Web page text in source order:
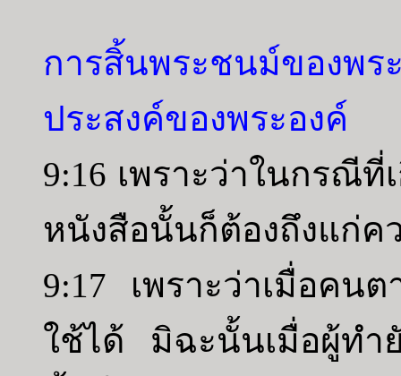
การสิ้นพระชนม์ของพร
ประสงค์ของพระองค์
9:16 เพราะว่าในกรณี
หนังสือนั้นก็ต้องถึงแก่ค
9:17 เพราะว่าเมื่อคน
ใช้ได้ มิฉะนั้นเมื่อผู้ทำ